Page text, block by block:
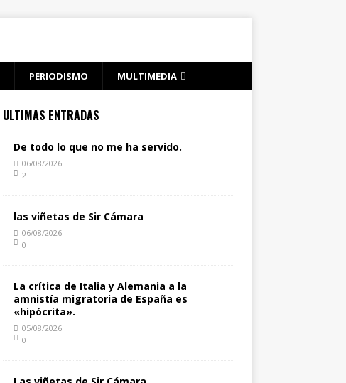
PERIODISMO MULTIMEDIA
ULTIMAS ENTRADAS
De todo lo que no me ha servido.
06/08/2026
2
las viñetas de Sir Cámara
06/08/2026
0
La crítica de Italia y Alemania a la
amnistía migratoria de España es
«hipócrita».
05/08/2026
0